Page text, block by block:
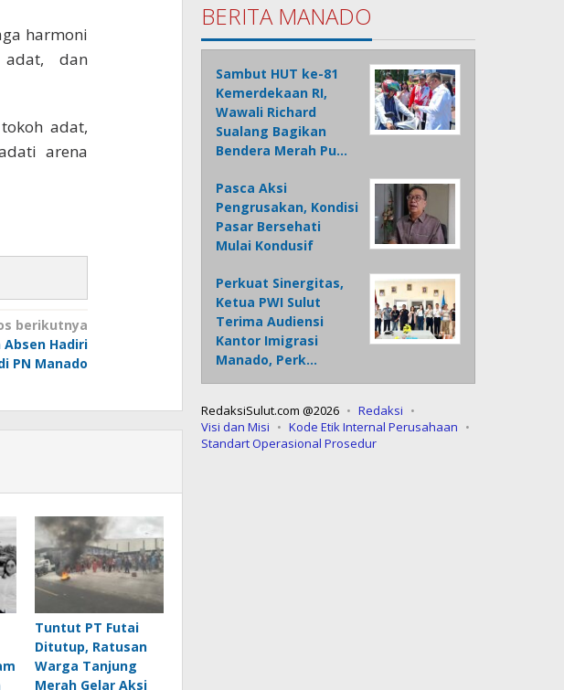
harmoni
adat, dan
adat,
arena
berikutnya
Hadiri
PN Manado
Tuntut PT Futai
Ditutup, Ratusan
Warga Tanjung
Merah Gelar Aksi
BERITA MANADO
Sambut HUT ke-81
Kemerdekaan RI,
Wawali Richard
Sualang Bagikan
Bendera Merah Pu…
Pasca Aksi
Pengrusakan, Kondisi
Pasar Bersehati
Mulai Kondusif
Perkuat Sinergitas,
Ketua PWI Sulut
Terima Audiensi
Kantor Imigrasi
Manado, Perk…
RedaksiSulut.com @2026
Redaksi
Visi dan Misi
Kode Etik Internal Perusahaan
Standart Operasional Prosedur